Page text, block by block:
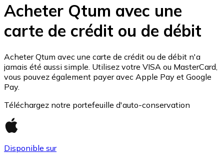
Ethereum
ETH
Acheter Qtum avec une
carte de crédit ou de débit
Acheter Qtum avec une carte de crédit ou de débit n'a
jamais été aussi simple. Utilisez votre VISA ou MasterCard,
vous pouvez également payer avec Apple Pay et Google
Pay.
Téléchargez notre portefeuille d'auto-conservation
Disponible sur